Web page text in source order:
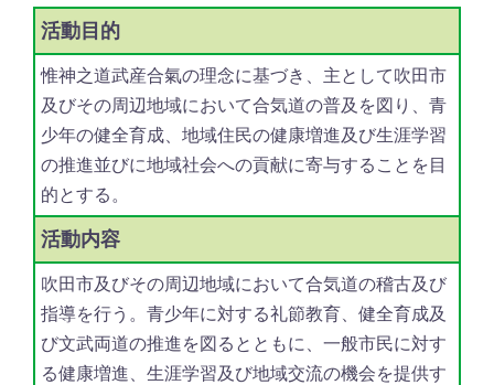
活動目的
惟神之道武産合氣の理念に基づき、主として吹田市
及びその周辺地域において合気道の普及を図り、青
少年の健全育成、地域住民の健康増進及び生涯学習
の推進並びに地域社会への貢献に寄与することを目
的とする。
活動内容
吹田市及びその周辺地域において合気道の稽古及び
指導を行う。青少年に対する礼節教育、健全育成及
び文武両道の推進を図るとともに、一般市民に対す
る健康増進、生涯学習及び地域交流の機会を提供す